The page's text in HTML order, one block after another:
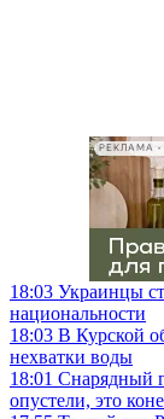
18:03 Украинцы
национальности
18:03 В Курской
нехватки воды
18:01 Снарядный
опустели, это